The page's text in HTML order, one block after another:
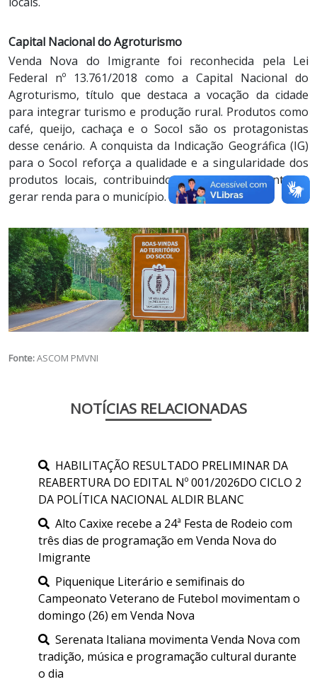
Capital Nacional do Agroturismo
Venda Nova do Imigrante foi reconhecida pela Lei
Federal nº 13.761/2018 como a Capital Nacional do
Agroturismo, título que destaca a vocação da cidade
para integrar turismo e produção rural. Produtos como
café, queijo, cachaça e o Socol são os protagonistas
desse cenário. A conquista da Indicação Geográfica (IG)
para o Socol reforça a qualidade e a singularidade dos
produtos locais, contribuindo para atrair visitantes e
gerar renda para o município.
Fonte:ASCOM PMVNI
NOTÍCIAS RELACIONADAS
HABILITAÇÃO RESULTADO PRELIMINAR DA
REABERTURA DO EDITAL Nº 001/2026DO CICLO 2
DA POLÍTICA NACIONAL ALDIR BLANC
Alto Caxixe recebe a 24ª Festa de Rodeio com
três dias de programação em Venda Nova do
Imigrante
Piquenique Literário e semifinais do
Campeonato Veterano de Futebol movimentam o
domingo (26) em Venda Nova
Serenata Italiana movimenta Venda Nova com
tradição, música e programação cultural durante
o dia